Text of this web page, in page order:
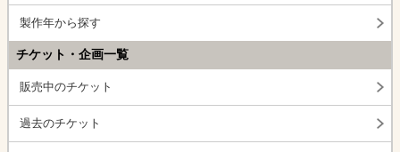
製作年から探す
チケット・企画一覧
販売中のチケット
過去のチケット